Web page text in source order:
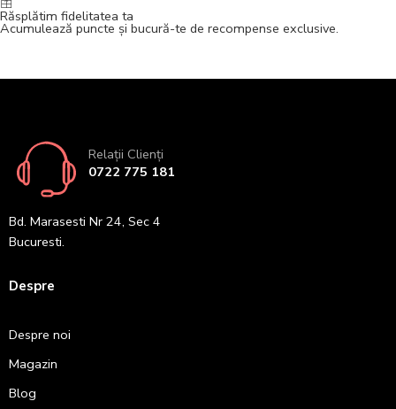
Răsplătim fidelitatea ta
Acumulează puncte și bucură-te de recompense exclusive.
Relații Clienți
0722 775 181
Bd. Marasesti Nr 24, Sec 4
Bucuresti.
Despre
Despre noi
Magazin
Blog